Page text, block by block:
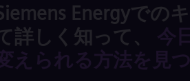
Energyでの
詳しく知って、 今
えられる方法を見